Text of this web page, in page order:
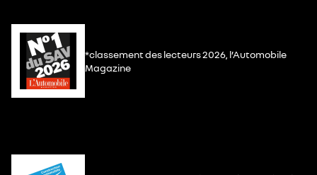
*classement des lecteurs 2026, l’Automobile
Magazine